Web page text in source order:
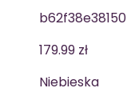
b62f38e38150
179.99 zł
Niebieska